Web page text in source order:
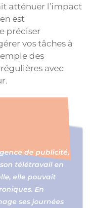
atténuer l’impact
est
préciser
vos tâches à
des
avec
de publicité,
télétravail en
elle pouvait
En
ses journées